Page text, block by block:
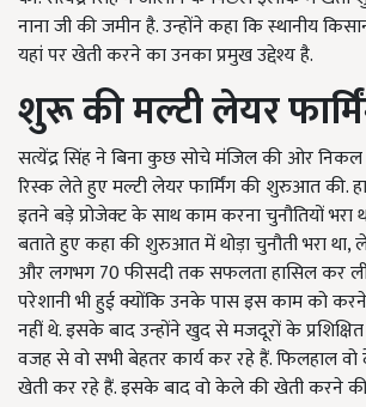
नाना जी की जमीन है. उन्होंने कहा कि स्थानीय
यहां पर खेती करने का उनका प्रमुख उद्देश्य है.
शुरू की मल्टी लेयर
सत्येंद्र सिंह ने बिना कुछ सोचे मंजिल की ओर निकल
रिस्क लेते हुए मल्टी लेयर फार्मिंग की शुरुआत की.
इतने बड़े प्रोजेक्ट के साथ काम करना चुनौतियों भरा
बताते हुए कहा की शुरुआत में थोड़ा चुनौती भरा था,
और लगभग 70 फीसदी तक सफलता हासिल कर
परेशानी भी हुई क्योंकि उनके पास इस काम को
नहीं थे. इसके बाद उन्होंने खुद से मजदूरों के
वजह से वो सभी बेहतर कार्य कर रहे हैं. फिलहाल
खेती कर रहे हैं. इसके बाद वो केले की खेती करने की